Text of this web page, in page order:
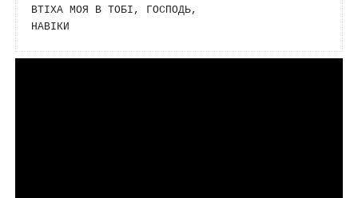
ВТІХА МОЯ В ТОБІ, ГОСПОДЬ,
НАВІКИ